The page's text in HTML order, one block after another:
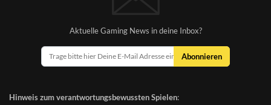
Aktuelle Gaming News in deine Inbox?
Abonnieren
Hinweis zum verantwortungsbewussten Spielen: